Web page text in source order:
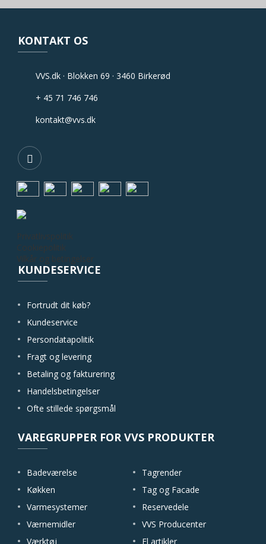
KONTAKT OS
VVS.dk · Blokken 69 · 3460 Birkerød
+ 45 71 746 746
kontakt@vvs.dk
Privatlivspolitik
Cookiepolitik
Vilkår og betingelser
KUNDESERVICE
Fortrudt dit køb?
Kundeservice
Persondatapolitik
Fragt og levering
Betaling og fakturering
Handelsbetingelser
Ofte stillede spørgsmål
VAREGRUPPER FOR VVS PRODUKTER
Badeværelse
Køkken
Varmesystemer
Værnemidler
Værktøj
Tagrender
Tag og Facade
Reservedele
VVS Producenter
El artikler